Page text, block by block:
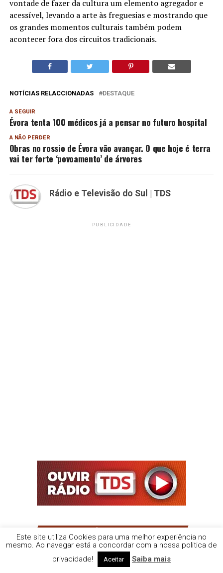
vontade de fazer da cultura um elemento agregador e
acessível, levando a arte às freguesias e mostrando que
os grandes momentos culturais também podem
acontecer fora dos circuitos tradicionais.
NOTÍCIAS RELACCIONADAS DESTAQUE
A SEGUIR
Évora tenta 100 médicos já a pensar no futuro hospital
A NÃO PERDER
Obras no rossio de Évora vão avançar. O que hoje é terra
vai ter forte ‘povoamento’ de árvores
Rádio e Televisão do Sul | TDS
PUBLICIDADE
Universidade de Évora na recuperação da
conectividade fluvial do rio Erges
Este site utiliza Cookies para uma melhor experiência no
mesmo. Ao navegar está a concordar com a nossa politica de
privacidade!
Aceitar Saiba mais